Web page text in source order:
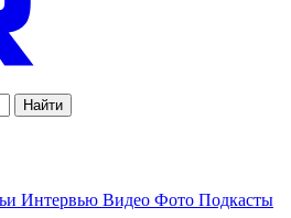
Найти
Интервью Видео Фото Подкасты